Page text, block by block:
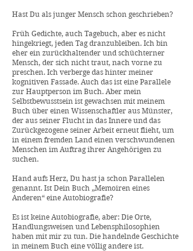
Hast Du als junger Mensch schon geschrieben?
Früh Gedichte, auch Tagebuch, aber es nicht
hingekriegt, jeden Tag dranzubleiben. Ich bin
eher ein zurückhaltender und schüchterner
Mensch, der sich nicht traut, nach vorne zu
preschen. Ich verberge das hinter meiner
kognitiven Fassade. Auch das ist eine Parallele
zur Hauptperson im Buch. Aber mein
Selbstbewusstsein ist gewachsen mit meinem
Buch über einen Wissenschaftler aus Münster,
der aus seiner Flucht in das Innere und das
Zurückgezogene seiner Arbeit erneut flieht, um
in einem fremden Land einen verschwundenen
Menschen im Auftrag ihrer Angehörigen zu
suchen.
Hand aufs Herz, Du hast ja schon Parallelen
genannt. Ist Dein Buch „Memoiren eines
Anderen“ eine Autobiografie?
Es ist keine Autobiografie, aber: Die Orte,
Handlungsweisen und Lebensphilosophien
haben mit mir zu tun. Die handelnde Geschichte
in meinem Buch eine völlig andere ist.